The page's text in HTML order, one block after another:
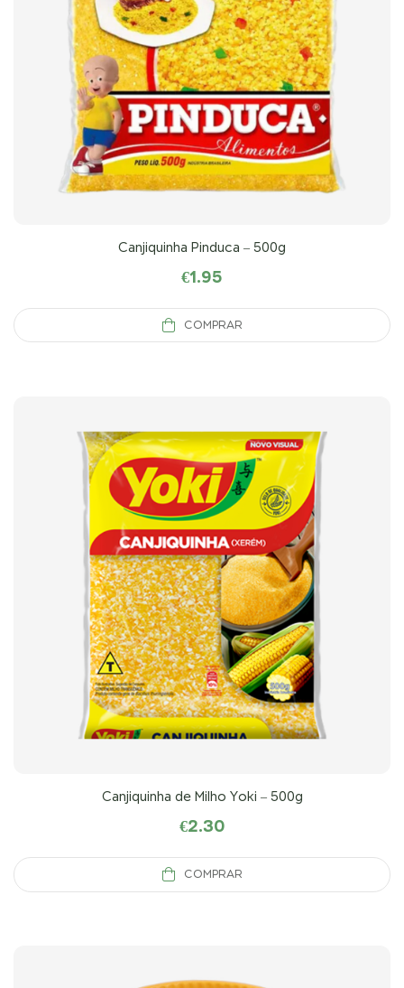
Canjiquinha Pinduca – 500g
€1.95
COMPRAR
Canjiquinha de Milho Yoki – 500g
€2.30
COMPRAR